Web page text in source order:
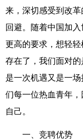
来，深切感受到改
回避。随着中国加
更高的要求，想轻
存在了，我们面对
是一次机遇又是一
们每一位热血青年
自己。
一、竞聘优势